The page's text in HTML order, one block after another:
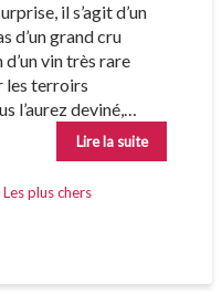
il s’agit d’un
d’un grand cru
vin très rare
les terroirs
l’aurez deviné,…
Lire la suite
Les plus chers